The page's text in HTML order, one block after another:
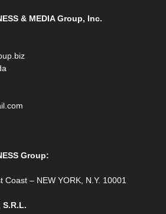
& MEDIA Group, Inc.
Group:
– NEW YORK, N.Y. 10001
S.R.L.